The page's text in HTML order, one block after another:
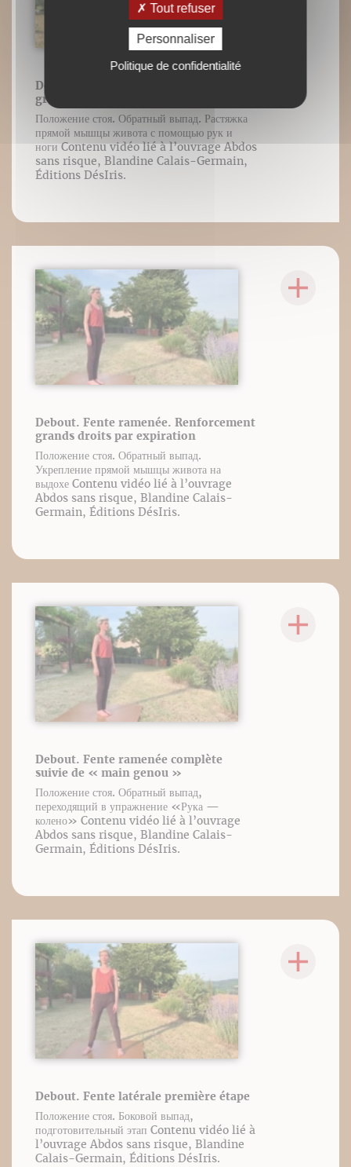
Debout. Fente ramenée. Étirement
grands droits par bras et jambe
Положение стоя. Обратный выпад. Растяжка
прямой мышцы живота с помощью рук и
ноги Contenu vidéo lié à l’ouvrage Abdos
sans risque, Blandine Calais-Germain,
Éditions DésIris.
Debout. Fente ramenée. Renforcement
grands droits par expiration
Положение стоя. Обратный выпад.
Укрепление прямой мышцы живота на
выдохе Contenu vidéo lié à l’ouvrage
Abdos sans risque, Blandine Calais-
Germain, Éditions DésIris.
Debout. Fente ramenée complète
suivie de « main genou »
Положение стоя. Обратный выпад,
переходящий в упражнение «Рука —
колено» Contenu vidéo lié à l’ouvrage
Abdos sans risque, Blandine Calais-
Germain, Éditions DésIris.
Debout. Fente latérale première étape
Положение стоя. Боковой выпад,
подготовительный этап Contenu vidéo lié à
l’ouvrage Abdos sans risque, Blandine
Calais-Germain, Éditions DésIris.
Tout refuser
Personnaliser
Politique de confidentialité